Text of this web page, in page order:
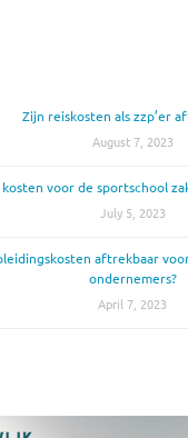
Zijn reiskosten als zzp’er
August 7, 2023
kosten voor de sportschool
July 5, 2023
aftrekbaar
ondernemers?
April 7, 2023